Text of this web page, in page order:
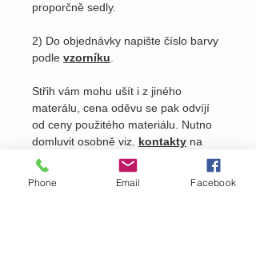
proporčně sedly.
2) Do objednávky napište číslo barvy
podle vzorníku.
Střih vám mohu ušít i z jiného
materálu, cena oděvu se pak odvíjí
od ceny použitého materiálu. Nutno
domluvit osobně viz. kontakty na
našem webu.
Phone Email Facebook